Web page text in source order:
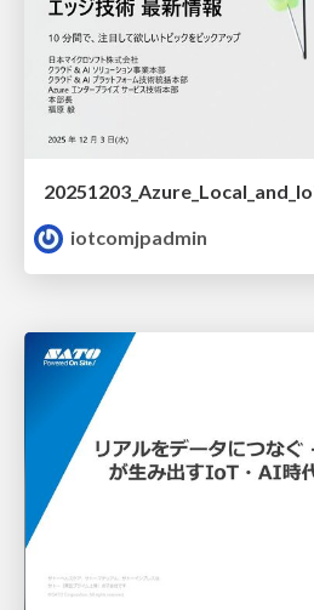
iotcomjpadmin